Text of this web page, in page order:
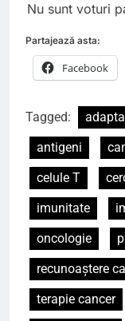
Nu sunt voturi
Partajează asta:
Facebook
Tagged:
antigeni
celule T
imunitate
oncologie
recunoaștere
terapie cancer